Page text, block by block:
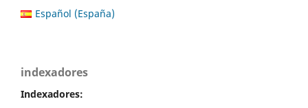
Español (España)
indexadores
Indexadores: